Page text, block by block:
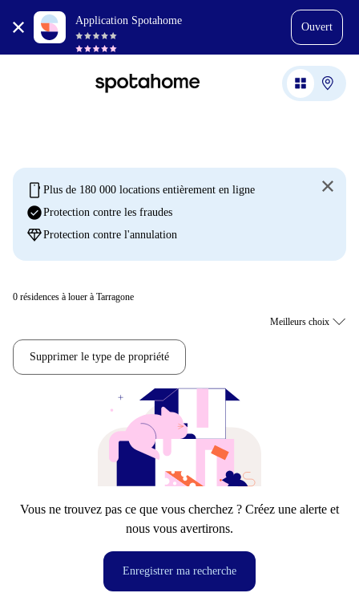
Application Spotahome
Ouvert
mobile Plus de 180 000 locations entièrement en ligne
check_circleProtection contre les fraudes
diamondProtection contre l'annulation
0 résidences à louer à Tarragone
Supprimer le type de propriété
Vous ne trouvez pas ce que vous cherchez ? Créez une alerte et
nous vous avertirons.
Enregistrer ma recherche